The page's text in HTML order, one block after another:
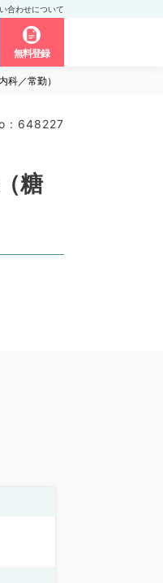
合わせについて
無料登録
科／常勤）
: 648227
糖